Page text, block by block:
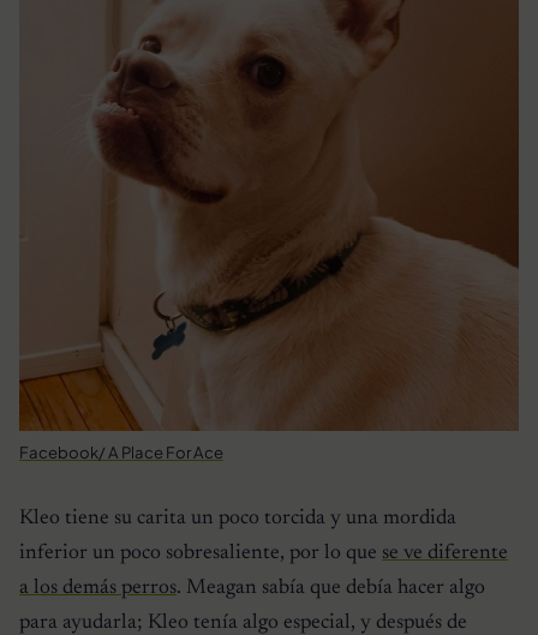
Facebook/ A Place For Ace
Kleo tiene su carita un poco torcida y una mordida
inferior un poco sobresaliente, por lo que se ve diferente
a los demás perros. Meagan sabía que debía hacer algo
para ayudarla; Kleo tenía algo especial, y después de